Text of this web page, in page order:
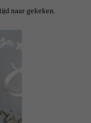
naar gekeken.